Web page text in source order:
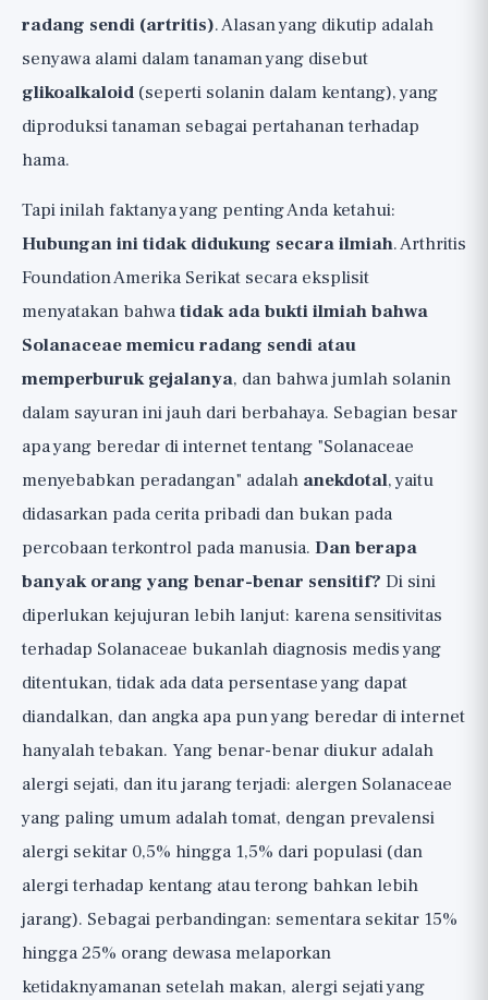
radang sendi (artritis). Alasan yang dikutip adalah
senyawa alami dalam tanaman yang disebut
glikoalkaloid (seperti solanin dalam kentang), yang
diproduksi tanaman sebagai pertahanan terhadap
hama.
Tapi inilah faktanya yang penting Anda ketahui:
Hubungan ini tidak didukung secara ilmiah. Arthritis
Foundation Amerika Serikat secara eksplisit
menyatakan bahwatidak ada bukti ilmiah bahwa
Solanaceae memicu radang sendi atau
memperburuk gejalanya, dan bahwa jumlah solanin
dalam sayuran ini jauh dari berbahaya. Sebagian besar
apa yang beredar di internet tentang "Solanaceae
menyebabkan peradangan" adalah anekdotal, yaitu
didasarkan pada cerita pribadi dan bukan pada
percobaan terkontrol pada manusia. Dan berapa
banyak orang yang benar-benar sensitif? Di sini
diperlukan kejujuran lebih lanjut: karena sensitivitas
terhadap Solanaceae bukanlah diagnosis medis yang
ditentukan, tidak ada data persentase yang dapat
diandalkan, dan angka apa pun yang beredar di internet
hanyalah tebakan. Yang benar-benar diukur adalah
alergi sejati, dan itu jarang terjadi: alergen Solanaceae
yang paling umum adalah tomat, dengan prevalensi
alergi sekitar 0,5% hingga 1,5% dari populasi (dan
alergi terhadap kentang atau terong bahkan lebih
jarang). Sebagai perbandingan: sementara sekitar 15%
hingga 25% orang dewasa melaporkan
ketidaknyamanan setelah makan, alergi sejati yang